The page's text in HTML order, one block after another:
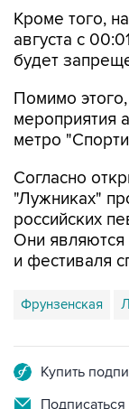
Кроме того,
августа с
будет
Помимо
мероприятия
метро
Согласно
"Лужниках"
российских
Они являются
и фестиваля
Фрунзенская
Купить